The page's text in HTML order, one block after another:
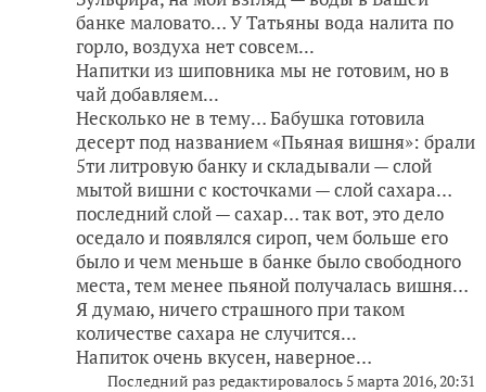
банке маловато… У Татьяны вода налита по
горло, воздуха нет совсем...
Напитки из шиповника мы не готовим, но в
чай добавляем...
Несколько не в тему… Бабушка готовила
десерт под названием «Пьяная вишня»: брали
5ти литровую банку и складывали — слой
мытой вишни с косточками — слой сахара…
последний слой — сахар… так вот, это дело
оседало и появлялся сироп, чем больше его
было и чем меньше в банке было свободного
места, тем менее пьяной получалась вишня…
Я думаю, ничего страшного при таком
количестве сахара не случится...
Напиток очень вкусен, наверное…
Последний раз редактировалось 5 марта 2016, 20:31